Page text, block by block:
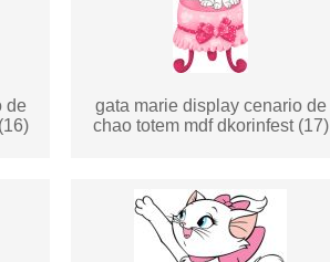
de
gata marie display cenario de
chao totem mdf dkorinfest (17)